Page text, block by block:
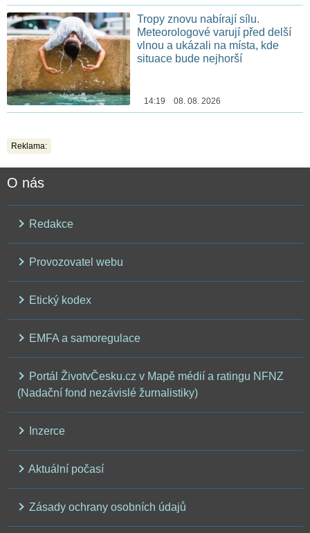
Tropy znovu nabírají sílu.
Meteorologové varují před delší
vlnou a ukázali na místa, kde
situace bude nejhorší
14:19 08. 08. 2026
Reklama:
O nás
Redakce
Provozovatel webu
Etický kodex
EMFA a samoregulace
Portál ŽivotvČesku.cz v Mapě médií a ratingu NFNZ
(Nadační fond nezávislé žurnalistiky)
Inzerce
Aktuální počasí
Zásady ochrany osobních údajů